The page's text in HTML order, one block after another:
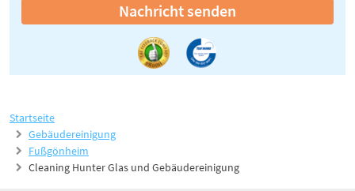
Startseite
Gebäudereinigung
Fußgönheim
Cleaning Hunter Glas und Gebäudereinigung
Nachricht senden